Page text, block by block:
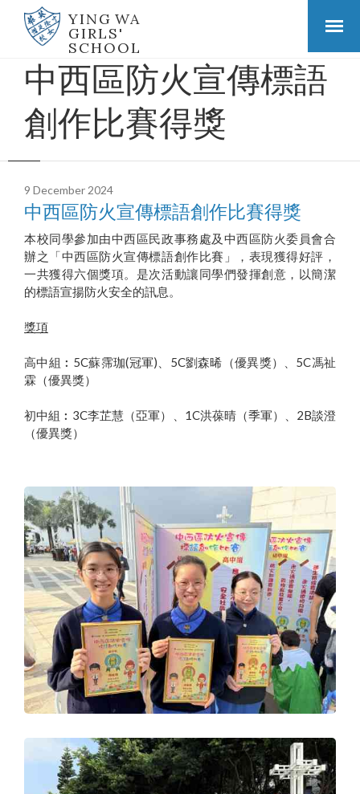
YING WA
GIRLS'
SCHOOL
中西區防火宣傳標語
創作比賽得獎
9 December 2024
中西區防火宣傳標語創作比賽得獎
本校同學參加由中西區民政事務處及中西區防火委員會合
辦之「中西區防火宣傳標語創作比賽」，表現獲得好評，
一共獲得六個獎項。是次活動讓同學們發揮創意，以簡潔
的標語宣揚防火安全的訊息。
獎項
高中組︰5C蘇霈珈(冠軍)、5C劉森晞（優異獎）、5C馮祉
霖（優異獎）
初中組︰3C李芷慧（亞軍）、1C洪葆晴（季軍）、2B談澄
（優異獎）